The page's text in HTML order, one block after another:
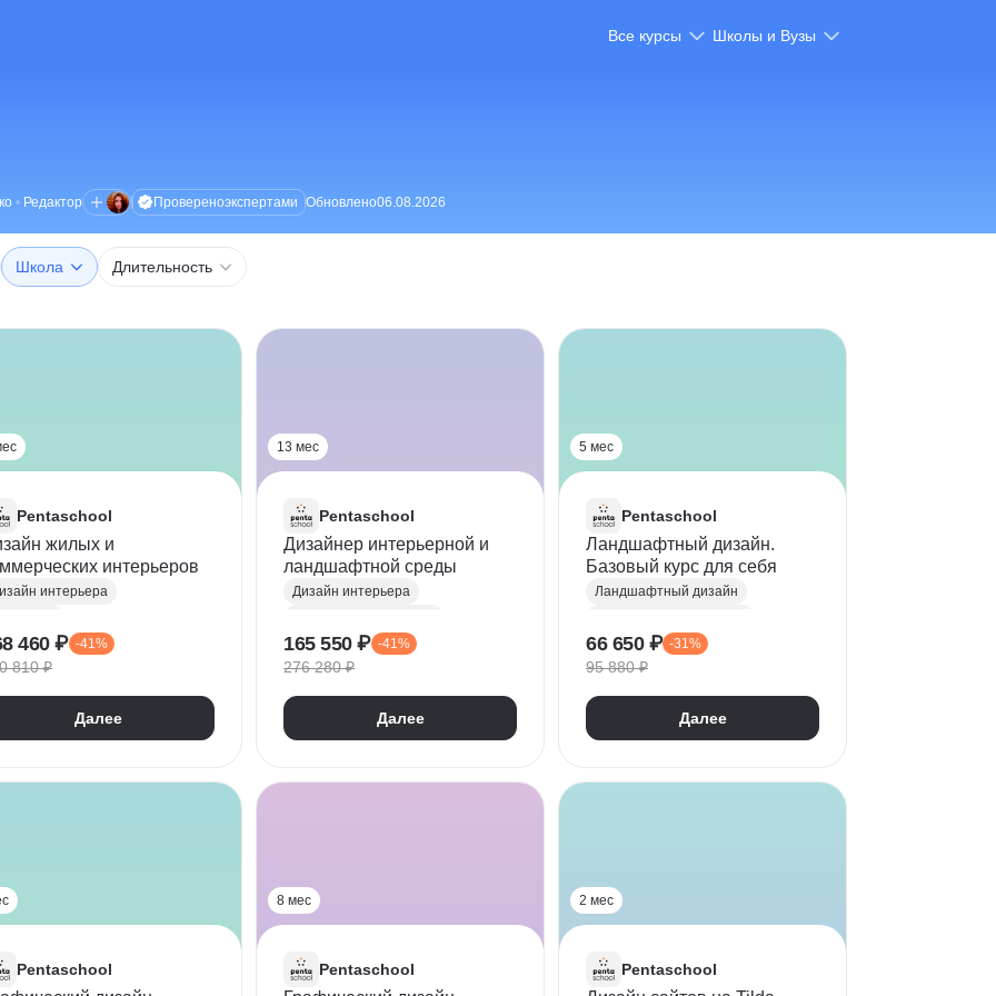
Все курсы Школы и Вузы
• Редактор Провереноэкспертами Обновлено06.08.2026
Школа Длительность
Pentaschool
жилых и
интерьеров
интерьера
460 ₽ -41%
810 ₽
Далее
13 мес
Pentaschool
Дизайнер интерьерной и
ландшафтной среды
Дизайн интерьера
Photoshop
Коллажирование
Эргономика
Дендрология
Цветоводство
165 550 ₽ -41%
276 280 ₽
Далее
5 мес
Pentaschool
Ландшафтный дизайн.
Базовый курс для себя
Ландшафтный дизайн
Композиция
Зонирование
66 650 ₽ -31%
95 880 ₽
Далее
Pentaschool
8 мес
Pentaschool
2 мес
Pentaschool